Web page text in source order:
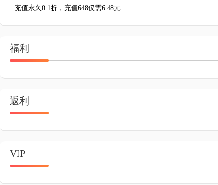
充值永久0.1折，充值648仅需6.48元
福利
返利
VIP